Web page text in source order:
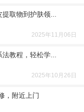
取物到护肤领...
2025年11月06日
教程，轻松学...
2025年10月26日
，附近上门